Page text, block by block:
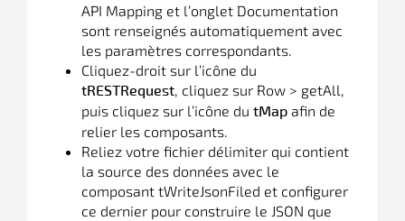
API Mapping et l’onglet Documentation
sont renseignés automatiquement avec
les paramètres correspondants.
Cliquez-droit sur l’icône du
tRESTRequest, cliquez sur Row > getAll,
puis cliquez sur l’icône du tMap afin de
relier les composants.
Reliez votre fichier délimiter qui contient
la source des données avec le
composant tWriteJsonFiled et configurer
ce dernier pour construire le JSON que